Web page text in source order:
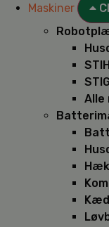
Maskiner
Alle